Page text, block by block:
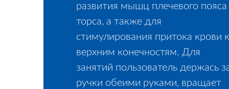
развития мышц плечевого пояса
торса, а также для
стимулирования притока крови к
верхним конечностям. Для
занятий пользователь держась
ручки обеими руками, вращает